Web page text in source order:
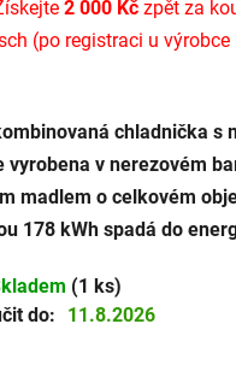
2 000 Kč zpět za
(po registraci u
chladnička s
vyrobena v nerezovém
madlem o celkovém
178 kWh spadá do
(1 ks)
do:
11.8.2026